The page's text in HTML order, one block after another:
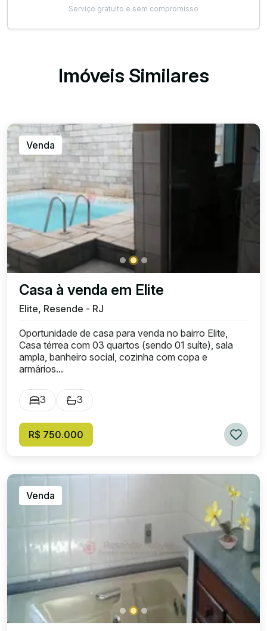
Serviço gratuito e sem compromisso
Imóveis Similares
Venda
Casa à venda em Elite
Elite, Resende - RJ
Oportunidade de casa para venda no bairro Elite,
Casa térrea com 03 quartos (sendo 01 suíte), sala
ampla, banheiro social, cozinha com copa e
armários...
3 3
R$ 750.000
Venda